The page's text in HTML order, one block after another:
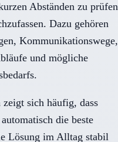
Abständen zu prüfen
Dazu gehören
Kommunikationswege,
und mögliche
sich häufig, dass
die beste
Lösung im Alltag stabil